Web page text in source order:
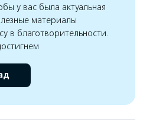
у вас была актуальная
материалы
в благотворительности.